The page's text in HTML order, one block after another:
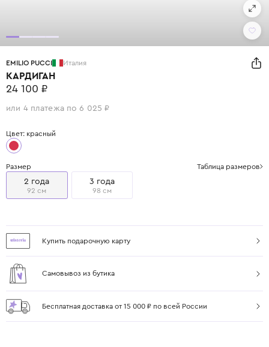
EMILIO PUCCI Италия
КАРДИГАН
24 100 ₽
или 4 платежа по 6 025 ₽
Цвет: красный
Размер Таблица размеров
2 года
92 см
3 года
98 см
Купить подарочную карту
Самовывоз из бутика
Бесплатная доставка от 15 000 ₽ по всей России